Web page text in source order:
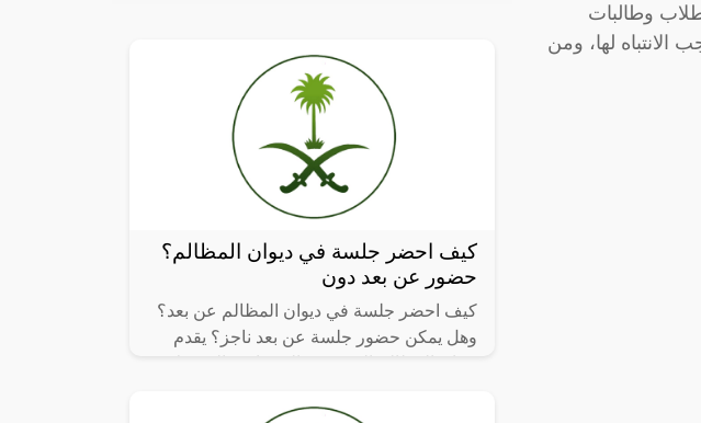
وطالبات
الانتباه لها، ومن
كيف احضر جلسة في ديوان المظالم؟
حضور عن بعد دون
كيف احضر جلسة في ديوان المظالم عن بعد؟
وهل يمكن حضور جلسة عن بعد ناجز؟ يقدم